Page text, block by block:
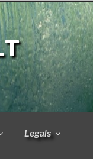
Legals